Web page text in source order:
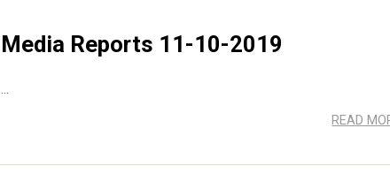
Media Reports 11-10-2019
...
READ